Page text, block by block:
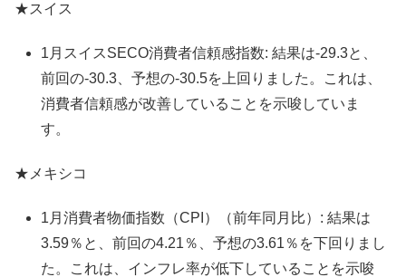
★スイス
1月スイスSECO消費者信頼感指数: 結果は-29.3と、
前回の-30.3、予想の-30.5を上回りました。これは、
消費者信頼感が改善していることを示唆していま
す。
★メキシコ
1月消費者物価指数（CPI）（前年同月比）: 結果は
3.59％と、前回の4.21％、予想の3.61％を下回りまし
た。これは、インフレ率が低下していることを示唆